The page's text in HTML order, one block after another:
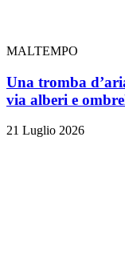
MALTEMPO
Una tromba
via alberi e
21 Luglio 2026